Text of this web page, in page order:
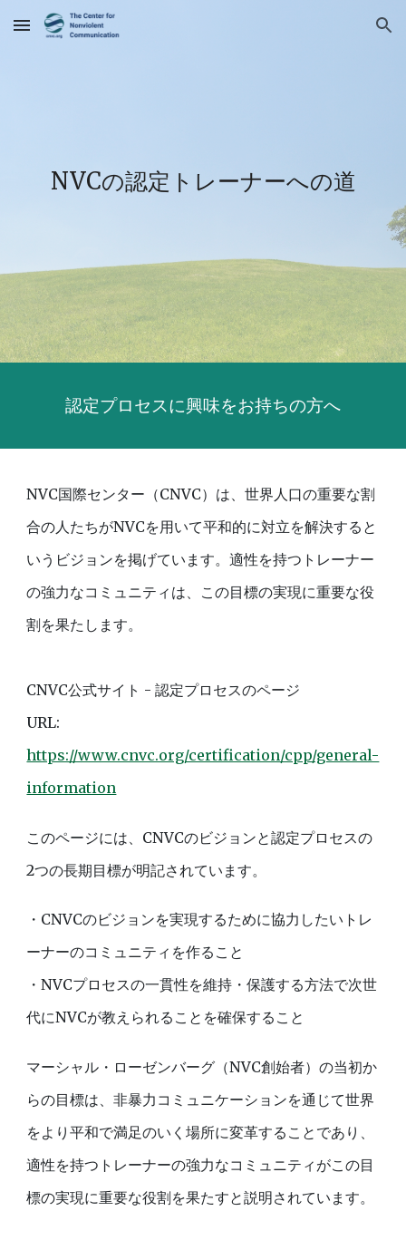
Skip to main content Skip to navigation
NVCの認定 トレーナーへの道
認定プロセスに興味をお持ちの方へ
NVC国際センター（CNVC）は、世界人口の重要な割
合の人たちがNVCを用いて平和的に対立を解決すると
いうビジョンを掲げています。適性を持つトレーナー
の強力なコミュニティは、この目標の実現に重要な役
割を果たします。
CNVC公式サイト - 認定プロセスのページ
URL:
https://www.cnvc.org/certification/cpp/general-
information
このページには、CNVCのビジョンと認定プロセスの
2つの長期目標が明記されています。
・ CNVCのビジョンを実現するために協力したいトレ
ーナーのコミュニティを作ること
・NVCプロセスの一貫性を維持・保護する方法で次世
代にNVCが教えられることを確保すること
マーシャル・ローゼンバーグ （NVC創始者）の当初か
らの目標は、非暴力コミュニケーションを通じて世界
をより平和で満足のいく場所に変革することであり、
適性を持つトレーナーの強力なコミュニティがこの目
標の実現に重要な役割を果たすと説明されています。